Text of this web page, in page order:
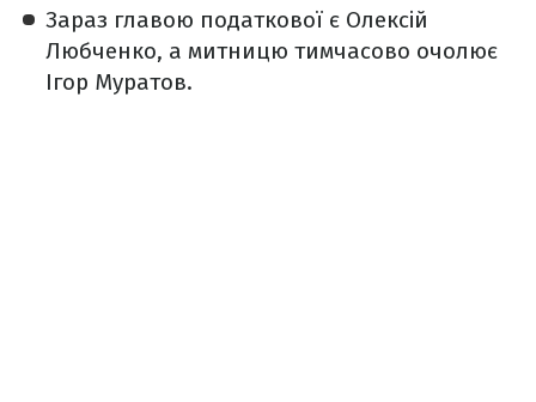
Зараз главою податкової є Олексій
Любченко, а митницю тимчасово очолює
Ігор Муратов.